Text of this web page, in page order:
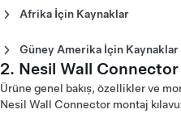
3. Nesil Wall Connector
(Deutsch)
3. Nesil Wall Connector
(Español)
3. Nesil Wall Connector
(Français)
(English)
3. Nesil Wall Connector
3. Nesil Wall Connector
3. Nesil Wall Connector
(English)
3. Nesil Wall Connector
Afrika İçin Kaynaklar
Güney Amerika İçin Kaynaklar
3. Nesil Wall Connector
3. Nesil Wall Connector
(Español)
2. Nesil Wall Connector
Ürüne genel bakış, özellikler ve
Nesil Wall Connector montaj